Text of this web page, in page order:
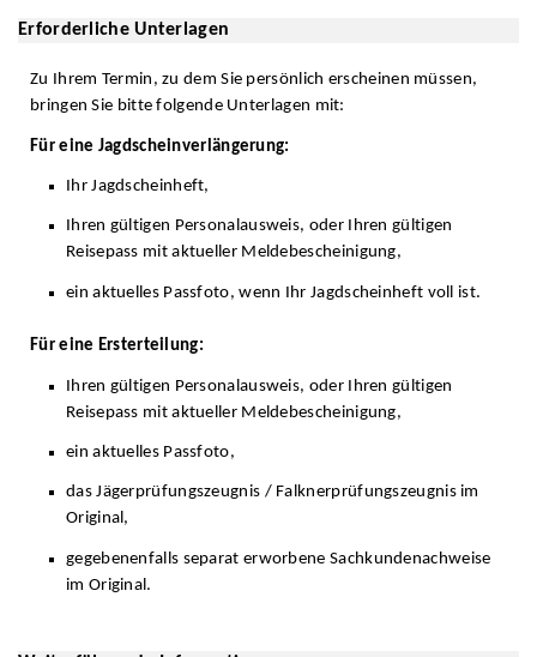
Erforderliche Unterlagen
Zu Ihrem Termin, zu dem Sie persönlich erscheinen müssen,
bringen Sie bitte folgende Unterlagen mit:
Für eine Jagdscheinverlängerung:
Ihr Jagdscheinheft,
Ihren gültigen Personalausweis, oder Ihren gültigen
Reisepass mit aktueller Meldebescheinigung,
ein aktuelles Passfoto, wenn Ihr Jagdscheinheft voll ist.
Für eine Ersterteilung:
Ihren gültigen Personalausweis, oder Ihren gültigen
Reisepass mit aktueller Meldebescheinigung,
ein aktuelles Passfoto,
das Jägerprüfungszeugnis / Falknerprüfungszeugnis im
Original,
gegebenenfalls separat erworbene Sachkundenachweise
im Original.